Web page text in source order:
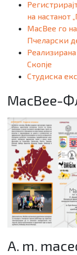
на
MacBee го
Пчеларски
Скопје
Студиска
MacBee-
A. m.